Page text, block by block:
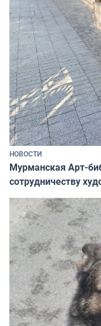
НОВОСТИ
Мурманская Арт-
сотрудничеству